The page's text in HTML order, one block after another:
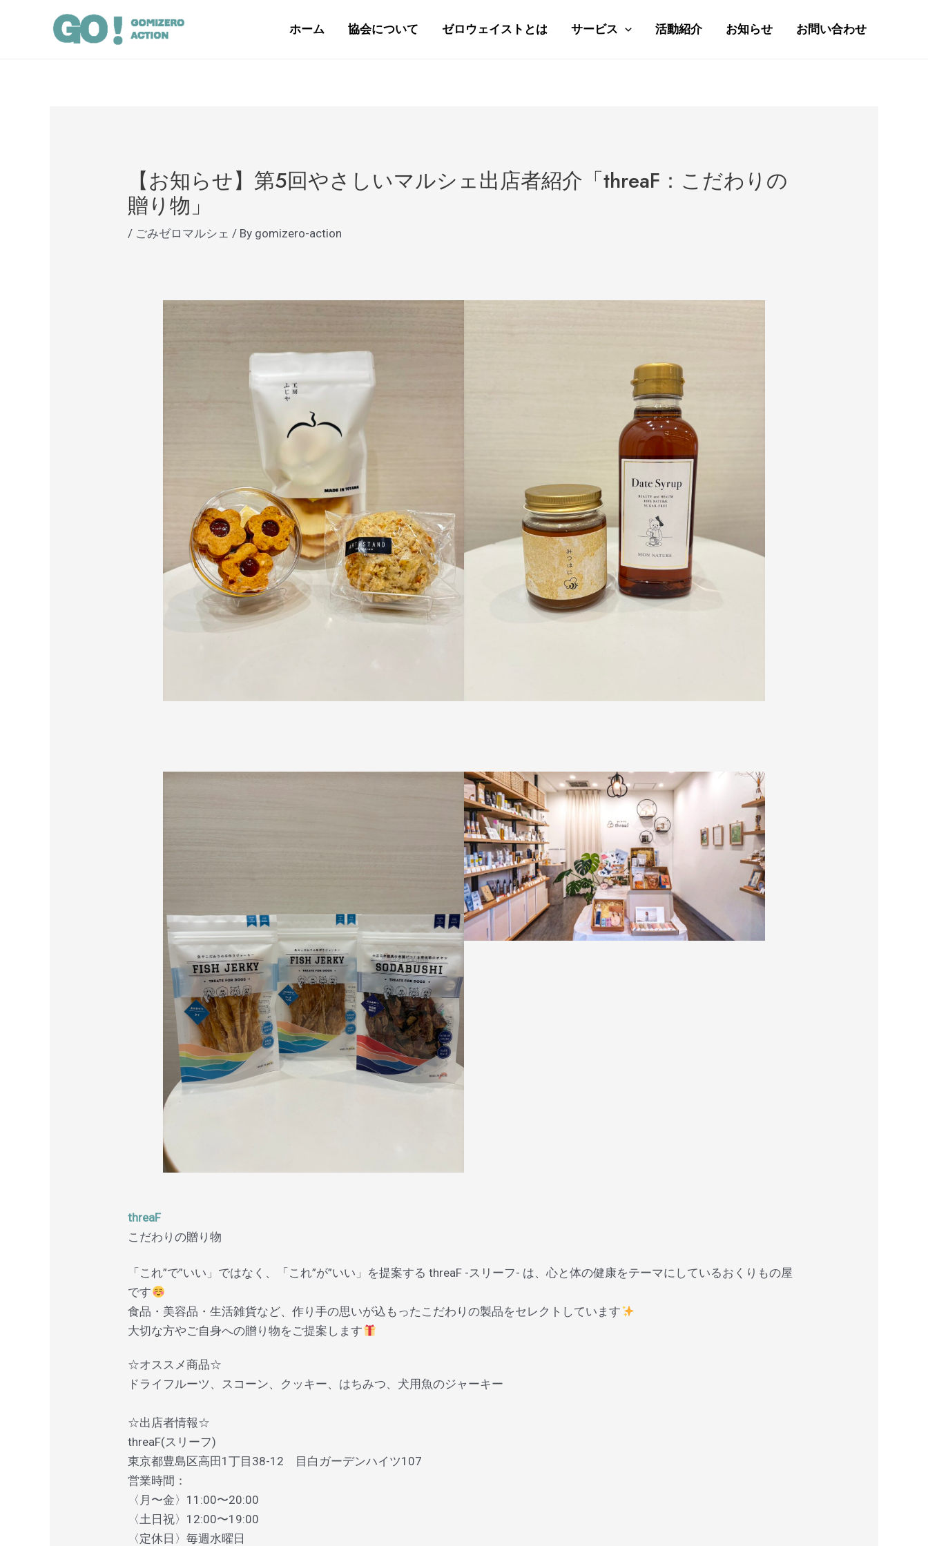
ホーム 協会について ゼロウェイストとは サービス 活動紹介 お知らせ お問い合わせ
【お知らせ】第5回やさしいマルシェ出店者紹介「threaF：こだわりの
贈り物」
/ ごみゼロマルシェ / By gomizero-action
threaF
こだわりの贈り物
「これ”で”いい」ではなく、「これ”が”いい」を提案する threaF -スリーフ- は、心と体の健康をテーマにしているおくりもの屋
です
食品・美容品・生活雑貨など、作り手の思いが込もったこだわりの製品をセレクトしています
大切な方やご自身への贈り物をご提案します
☆オススメ商品☆
ドライフルーツ、スコーン、クッキー、はちみつ、犬用魚のジャーキー
☆出店者情報☆
threaF(スリーフ)
東京都豊島区高田1丁目38-12 目白ガーデンハイツ107
営業時間：
〈月〜金〉11:00〜20:00
〈土日祝〉12:00〜19:00
〈定休日〉毎週水曜日
navigation